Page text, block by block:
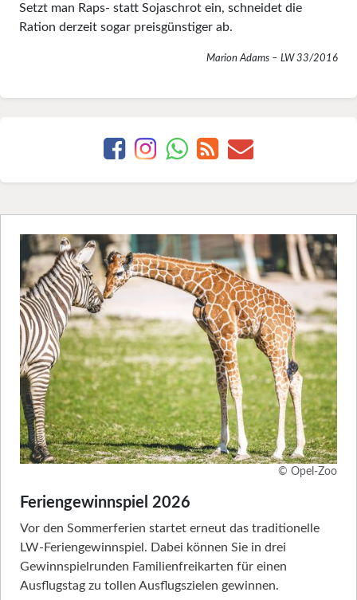
Setzt man Raps- statt Sojaschrot ein, schneidet die
Ration derzeit sogar preisgünstiger ab.
Marion Adams – LW 33/2016
© Opel-Zoo
Feriengewinnspiel 2026
Vor den Sommerferien startet erneut das traditionelle
LW-Feriengewinnspiel. Dabei können Sie in drei
Gewinnspielrunden Familienfreikarten für einen
Ausflugstag zu tollen Ausflugszielen gewinnen.